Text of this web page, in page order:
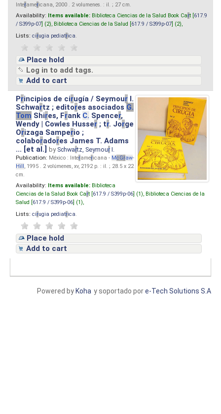
Interamericana, 2000 . 2 volumenes. : il. ; 27 cm.
Availability: Items available: Biblioteca Ciencias de la Salud Book Cart [ 617.9
/ S399p-07 ] (2), Biblioteca Ciencias de la Salud [ 617.9 / S399p-07 ] (2),
Lists: cirugia pediatrica
Place hold
Log in to add tags.
Add to cart
Principios de cirugía / Seymour I.
Schwartz ; editores asociados G.
Tom Shires, Frank C. Spencer,
Wendy | Cowles Husser ; tr. Jorge
Orizaga Samperio ;
colaboradores James T. Adams
... [et al.]by Schwartz, Seymour I.
Publication: México : Interamericana - McGraw-
Hill, 1995 . 2 volúmenes, xv, 2192 p. : il. ; 28.5 x 22
cm.
Availability: Items available: Biblioteca
Ciencias de la Salud Book Cart [ 617.9 / S399p-06 ] (1), Biblioteca Ciencias de la
Salud [ 617.9 / S399p-06 ] (1),
Lists: cirugia pediatrica
Place hold
Add to cart
y soportado pore-Tech Solutions S.A
Powered by Koha